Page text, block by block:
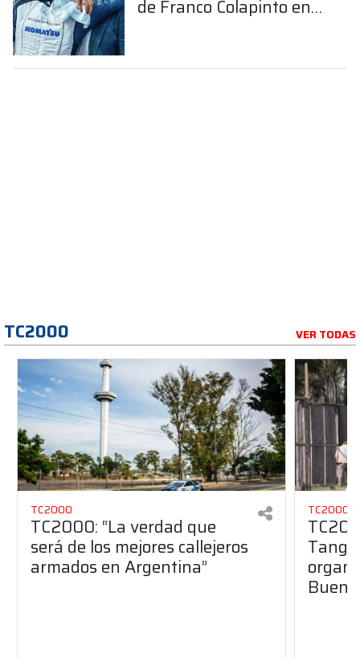
de Franco Colapinto en
TC2000 VER TODAS
TC2000
TC2000: “La verdad que
será de los mejores callejeros
armados en Argentina”
TC2000